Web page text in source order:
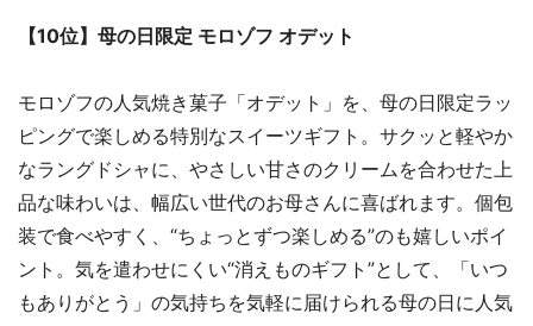
【10位】母の日限定 モロゾフ オデット
モロゾフの人気焼き菓子「オデット」を、母の日限定ラッ
ピングで楽しめる特別なスイーツギフト。サクッと軽やか
なラングドシャに、やさしい甘さのクリームを合わせた上
品な味わいは、幅広い世代のお母さんに喜ばれます。個包
装で食べやすく、“ちょっとずつ楽しめる”のも嬉しいポイ
ント。気を遣わせにくい“消えものギフト”として、「いつ
もありがとう」の気持ちを気軽に届けられる母の日に人気